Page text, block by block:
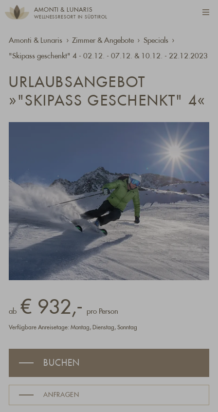
AMONTI & LUNARIS
WELLNESSRESORT IN SÜDTIROL
Amonti & Lunaris Zimmer & Angebote Specials
"Skipass geschenkt" 4 - 02.12. - 07.12. & 10.12. - 22.12.2023
URLAUBSANGEBOT
»"SKIPASS GESCHENKT" 4«
ab € 932,- pro Person
Verfügbare Anreisetage: Montag, Dienstag, Sonntag
BUCHEN
ANFRAGEN